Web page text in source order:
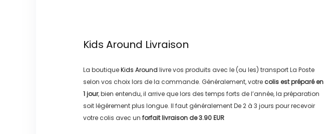
Kids Around Livraison
La boutiqueKids Around livre vos produits avec le (ou les) transportLa Poste
selon vos choix lors de la commande. Généralement, votre colis est préparé en
1 jour, bien entendu, il arrive que lors des temps forts de l’année, la préparation
soit légérement plus longue. Il faut généralementDe 2 à 3 jours pour recevoir
votre colis avec un forfait livraison de3.90 EUR